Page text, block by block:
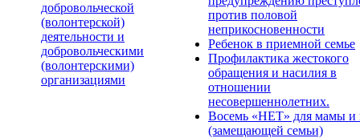
добровольческой
(волонтерской)
деятельности и
добровольческими
(волонтерскими)
организациями
против половой
неприкосновенности
Ребенок в приемной семье
Профилактика жестокого
обращения и насилия в
отношении
несовершеннолетних.
Восемь «НЕТ» для мамы и
(замещающей семьи)